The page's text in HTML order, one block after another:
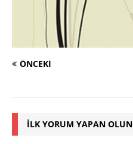
ÖNCEKI
İLK YORUM YAPAN OLUN